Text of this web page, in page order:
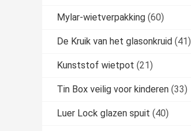
Mylar-wietverpakking (60)
De Kruik van het glasonkruid (41)
Kunststof wietpot (21)
Tin Box veilig voor kinderen (33)
Luer Lock glazen spuit (40)